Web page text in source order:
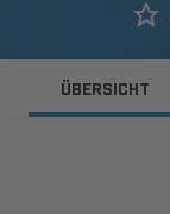
ÜBERSICHT